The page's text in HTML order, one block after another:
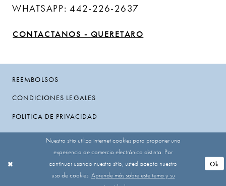
WHATSAPP: 442-226-2637
CONTACTANOS - QUERETARO
REEMBOLSOS
CONDICIONES LEGALES
POLITICA DE PRIVACIDAD
Nuestro sitio utiliza internet cookies para proponer una
experiencia de comercio electrónico distinta. Por
continuar usando nuestro sitio, usted acepta nuestro
uso de cookies: Aprende más sobre este tema y su
Ok